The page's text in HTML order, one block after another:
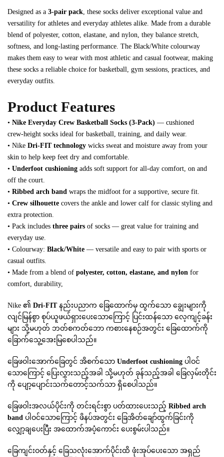
Designed as a 3‑pair pack, these socks deliver exceptional value and
versatility for athletes and everyday athletes alike. Made from a durable
blend of polyester, cotton, elastane, and nylon, they balance stretch,
softness, and long‑lasting performance. The Black/White colourway
makes them easy to wear with most athletic and casual footwear, making
these socks a reliable choice for basketball, gym sessions, practices, and
everyday outfits.
Product Features
• Nike Everyday Crew Basketball Socks (3‑Pack) — cushioned
crew‑height socks ideal for basketball, training, and daily wear.
• Nike Dri‑FIT technology wicks sweat and moisture away from your
skin to help keep feet dry and comfortable.
• Underfoot cushioning adds soft support for all‑day comfort, on and
off the court.
• Ribbed arch band wraps the midfoot for a supportive, secure fit.
• Crew silhouette covers the ankle and lower calf for classic styling and
extra protection.
• Pack includes three pairs of socks — great value for training and
everyday use.
• Colourway: Black/White — versatile and easy to pair with sports or
casual outfits.
• Made from a blend of polyester, cotton, elastane, and nylon for
comfort, durability,
Nike ၏ Dri-FITနည်းပညာက ခြေထောက်မှ ထွက်သော ချွေးများကို
လျင်မြန်စွာ စုပ်ယူဖယ်ရှားပေးသောကြောင့် ပြင်းထန်သော လေ့ကျင့်ခန်း
များ သို့မဟုတ် ဘတ်စကတ်ဘော ကစားနေစဉ်အတွင်း ခြေထောက်ကို
ခြောက်သွေ့အေးမြစေပါသည်။
ခြေဖဝါးအောက်ခြေတွင် အိစက်သော Underfoot cushioning ပါဝင်
သောကြောင့် ပြေးလွှားသည့်အခါ သို့မဟုတ် ခုန်သည့်အခါ ခြေလှမ်းတိုင်း
ကို ပျော့ပျောင်းသက်တောင့်သက်သာ ရှိစေပါသည်။
ခြေဖဝါးအလယ်ပိုင်းကို တင်းရင်းစွာ ပတ်ထားပေးသည့် Ribbed arch
band ပါဝင်သောကြောင့် ဖိနပ်အတွင်း ခြေအိတ်ချော်ထွက်ခြင်းကို
လျှော့ချပေးပြီး အထောက်အပံ့ကောင်း ပေးစွမ်းပါသည်။
ခြေကျင်းဝတ်နှင့် ခြေသလုံးအောက်ပိုင်းထိ ဖုံးအုပ်ပေးသော အရှည်